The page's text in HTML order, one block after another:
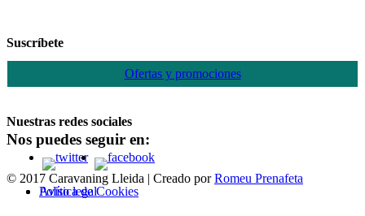
Suscríbete
Ofertas y promociones
Nuestras redes sociales
Nos puedes seguir en:
© 2017 Caravaning Lleida | Creado porRomeu Prenafeta
Política de Cookies
Aviso legal